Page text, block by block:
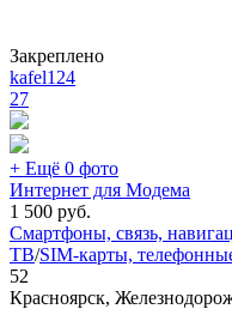
Закреплено
kafel124
27
+ Ещё 0 фото
Интернет для Модема
1 500 руб.
Смартфоны, связь,
ТВ/SIM-карты,
52
Красноярск,